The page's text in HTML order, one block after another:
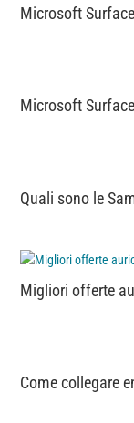
Microsoft
Microsoft
Quali sono le
Migliori offerte
Come collegare